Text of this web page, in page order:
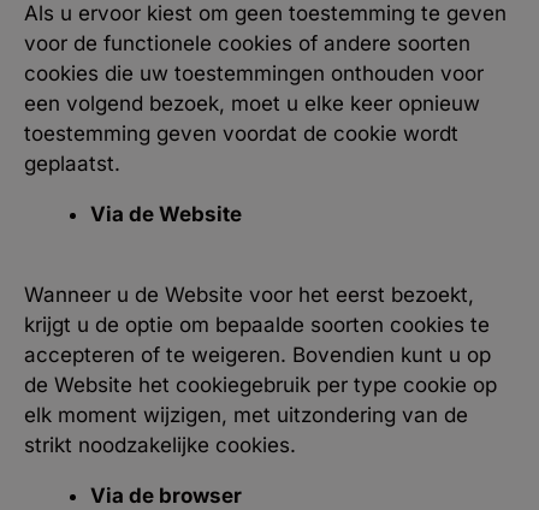
Als u ervoor kiest om geen toestemming te geven
voor de functionele cookies of andere soorten
cookies die uw toestemmingen onthouden voor
een volgend bezoek, moet u elke keer opnieuw
toestemming geven voordat de cookie wordt
geplaatst.
Via de Website
Wanneer u de Website voor het eerst bezoekt,
krijgt u de optie om bepaalde soorten cookies te
accepteren of te weigeren. Bovendien kunt u op
de Website het cookiegebruik per type cookie op
elk moment wijzigen, met uitzondering van de
strikt noodzakelijke cookies.
Via de browser